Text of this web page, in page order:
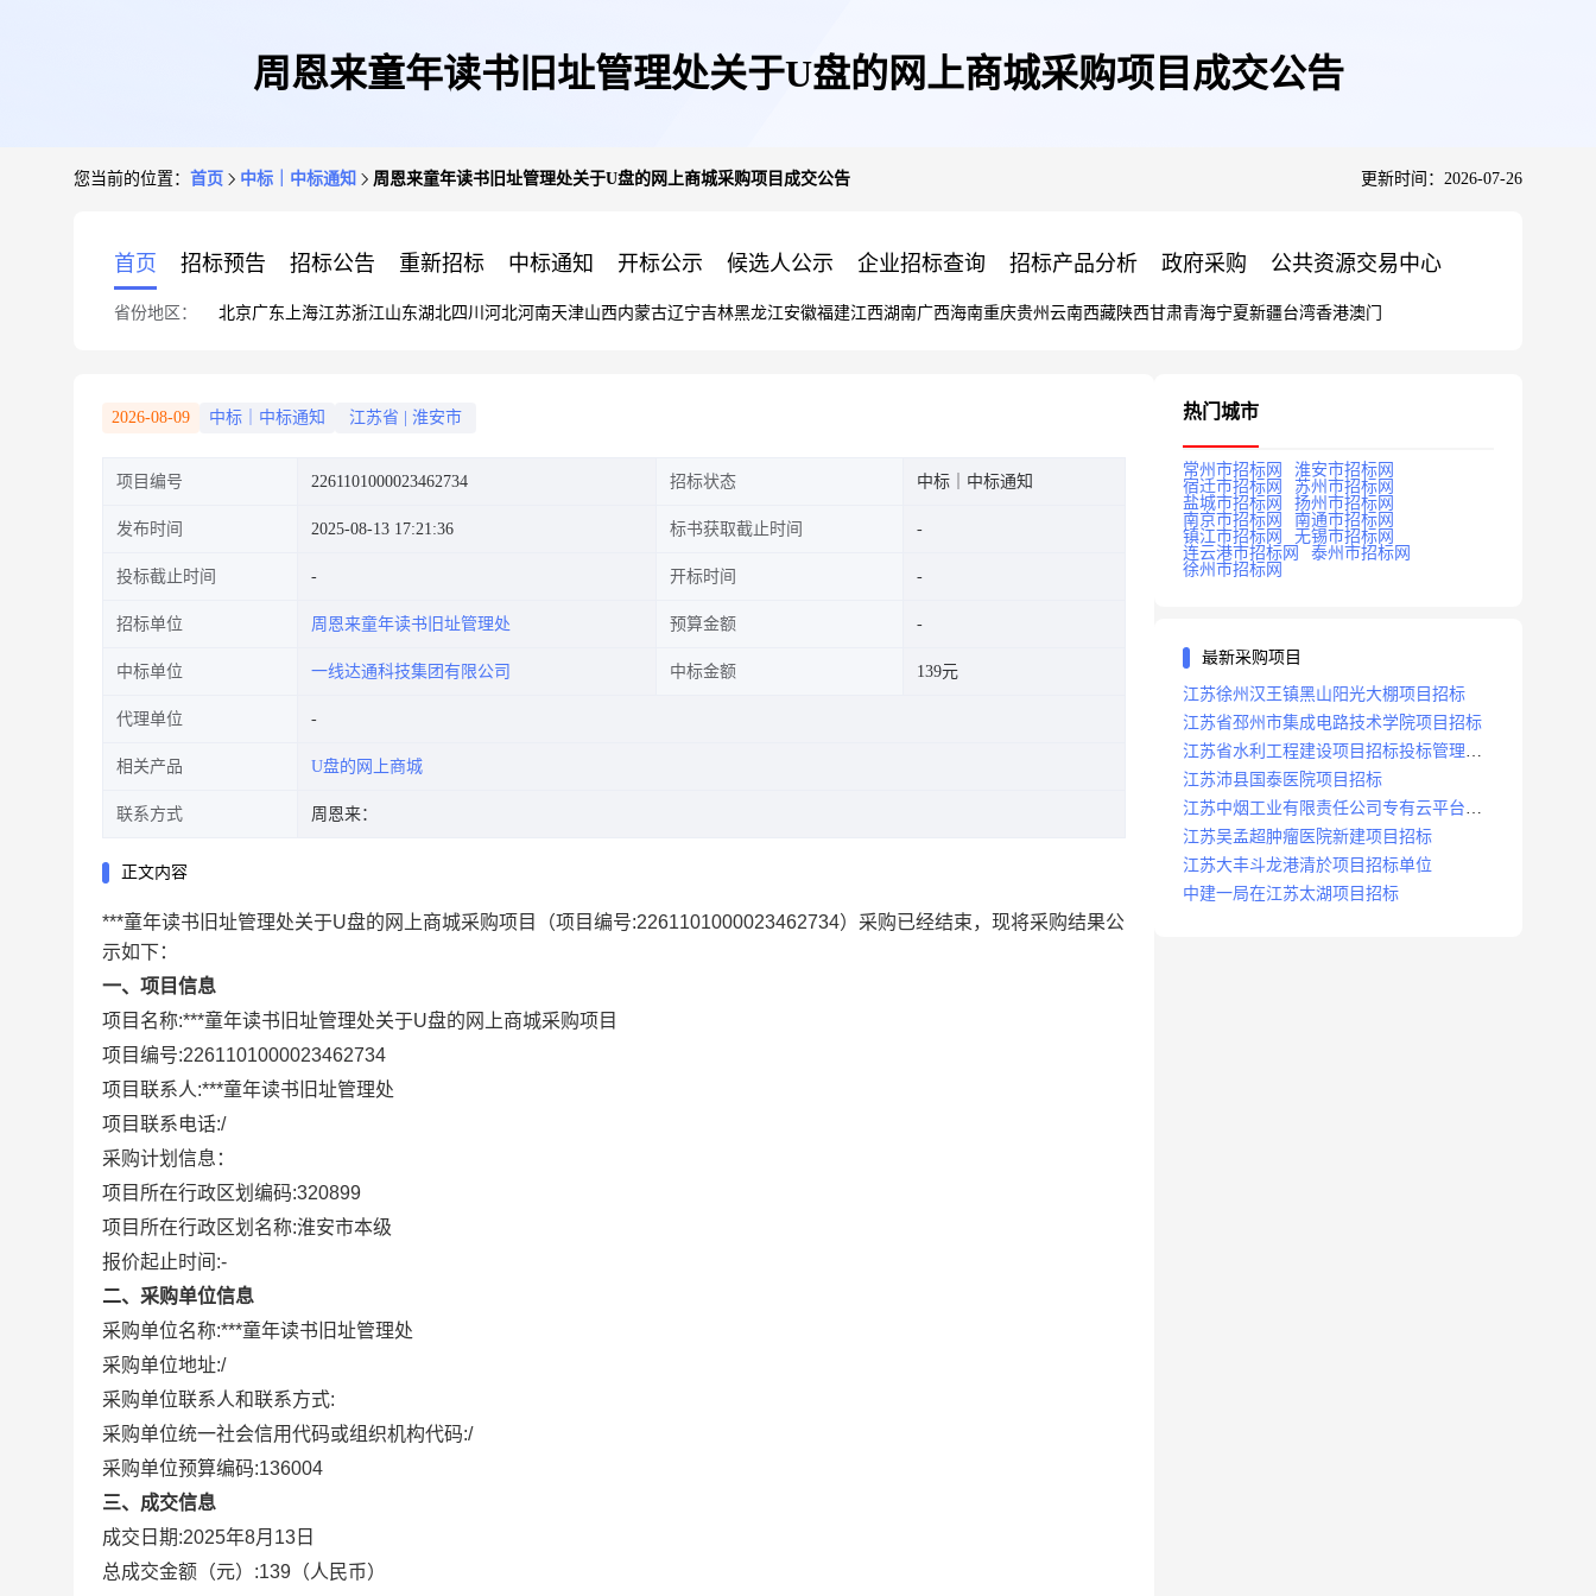
周恩来童年读书旧址管理处关于U盘的网上商城采购项目成交公告
您当前的位置： 首页 中标｜中标通知 周恩来童年读书旧址管理处关于U盘的网上商城采购项目成交公告 更新时间：2026-07-26
首页 招标预告 招标公告 重新招标 中标通知 开标公示 候选人公示 企业招标查询 招标产品分析 政府采购 公共资源交易中心
省份地区： 北京广东 上海江苏浙江山东湖北四川 河北河南天津山西内蒙古辽宁吉林黑龙江安徽福建江西湖南广西海南重庆贵州 云南西藏陕西甘肃青海宁夏新疆台湾香港澳门
2026-08-09 中标｜中标通知 江苏省 淮安市
项目编号 2261101000023462734 招标状态 中标｜中标通知
发布时间 2025-08-13 17:21:36 标书获取截止时间
投标截止时间 开标时间
招标单位 周恩来童年读书旧址管理处 预算金额
中标单位 一线达通科技集团有限公司 中标金额 139元
代理单位
相关产品 U盘的网上商城
联系方式 周恩来：
正文内容
***童年读书旧址管理处关于U盘的网上商城采购项目 （项目编号:2261101000023462734）采购已经结束，现将采购结果公
示如下：
一、项目信息
项目名称:***童年读书旧址管理处关于U盘的网上商城采购项目
项目编号:2261101000023462734
项目联系人:***童年读书旧址管理处
项目联系电话:/
采购计划信息：
项目所在行政区划编码:320899
项目所在行政区划名称:淮安市本级
报价起止时间:-
二、采购单位信息
采购单位名称:***童年读书旧址管理处
采购单位地址:/
采购单位联系人和联系方式:
采购单位统一社会信用代码或组织机构代码:/
采购单位预算编码:136004
三、成交信息
成交日期:2025年8月13日
总成交金额（元）:139 （人民币）
热门城市
常州市招标网
淮安市招标网
宿迁市招标网
苏州市招标网
盐城市招标网
扬州市招标网
南京市招标网
南通市招标网
镇江市招标网
无锡市招标网
连云港市招标网
泰州市招标网
徐州市招标网
最新采购项目
江苏徐州汉王镇黑山阳光大棚项目招标
江苏省邳州市集成电路技术学院项目招标
江苏省水利工程建设项目招标投标管理办
法
江苏沛县国泰医院项目招标
江苏中烟工业有限责任公司专有云平台扩
容项目招标
江苏吴孟超肿瘤医院新建项目招标
江苏大丰斗龙港清於项目招标单位
中建一局在江苏太湖项目招标